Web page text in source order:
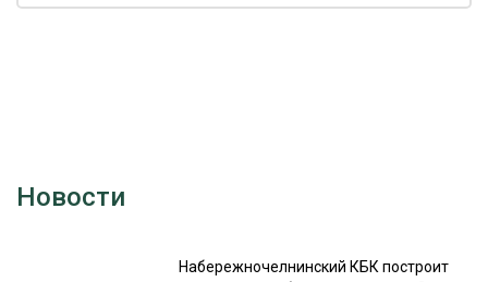
Новости
Набережночелнинский КБК построит